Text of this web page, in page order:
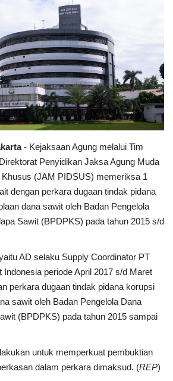
- Kejaksaan Agung melalui Tim
Penyidikan Jaksa Agung Muda
Khusus (JAM PIDSUS) memeriksa 1
dengan perkara dugaan tindak pidana
dana sawit oleh Badan Pengelola
Sawit (BPDPKS) pada tahun 2015 s/d
AD selaku Supply Coordinator PT
Indonesia periode April 2017 s/d Maret
perkara dugaan tindak pidana korupsi
sawit oleh Badan Pengelola Dana
(BPDPKS) pada tahun 2015 sampai
untuk memperkuat pembuktian
dalam perkara dimaksud. (REP)